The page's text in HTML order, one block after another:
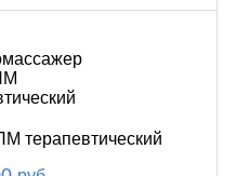
терапевтический